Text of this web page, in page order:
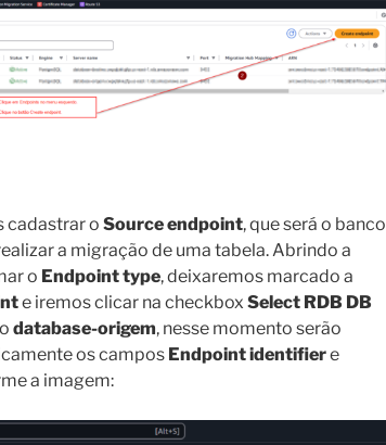
cadastrar o Source endpoint, que será o banco
a migração de uma tabela. Abrindo a
o Endpoint type, deixaremos marcado a
e iremos clicar na checkbox Select RDB DB
database-origem, nesse momento serão
os campos Endpoint identifiere
a imagem: